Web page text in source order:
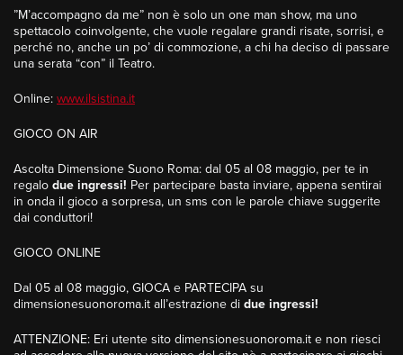
”M’accompagno da me” non è solo un one man show, ma uno
spettacolo coinvolgente, che vuole regalare grandi risate, sorrisi, e
perché no, anche un po’ di commozione, a chi ha deciso di passare
una serata “con” il Teatro.
Online: www.ilsistina.it
GIOCO ON AIR
Ascolta Dimensione Suono Roma: dal 05 al 08 maggio, per te in
regalo due ingressi! Per partecipare basta inviare, appena sentirai
in onda il gioco a sorpresa, un sms con le parole chiave suggerite
dai conduttori!
GIOCO ONLINE
Dal 05 al 08 maggio, GIOCA e PARTECIPA su
dimensionesuonoroma.it all’estrazione di due ingressi!
ATTENZIONE: Eri utente sito dimensionesuonoroma.it e non riesci